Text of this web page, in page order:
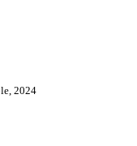
2024